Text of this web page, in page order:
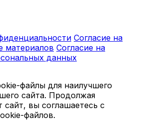
Согласие на
материалов Согласие на
данных
файлы для наилучшего
сайта. Продолжая
сайт, вы соглашаетесь с
файлов.